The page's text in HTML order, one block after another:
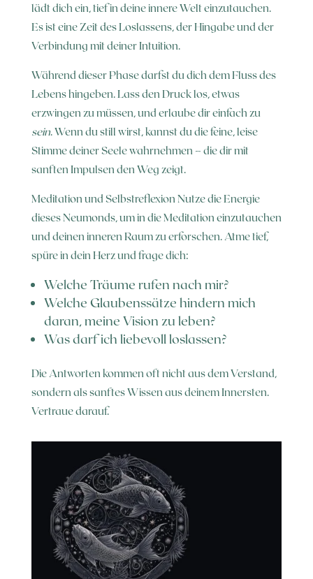
lädt dich ein, tief in deine innere Welt einzutauchen.
Es ist eine Zeit des Loslassens, der Hingabe und der
Verbindung mit deiner Intuition.
Während dieser Phase darfst du dich dem Fluss des
Lebens hingeben. Lass den Druck los, etwas
erzwingen zu müssen, und erlaube dir einfach zu
sein. Wenn du still wirst, kannst du die feine, leise
Stimme deiner Seele wahrnehmen – die dir mit
sanften Impulsen den Weg zeigt.
Meditation und Selbstreflexion Nutze die Energie
dieses Neumonds, um in die Meditation einzutauchen
und deinen inneren Raum zu erforschen. Atme tief,
spüre in dein Herz und frage dich:
Welche Träume rufen nach mir?
Welche Glaubenssätze hindern mich
daran, meine Vision zu leben?
Was darf ich liebevoll loslassen?
Die Antworten kommen oft nicht aus dem Verstand,
sondern als sanftes Wissen aus deinem Innersten.
Vertraue darauf.